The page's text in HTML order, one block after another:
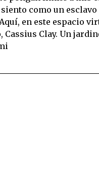
como un
en este espacio
Cassius Clay. Un